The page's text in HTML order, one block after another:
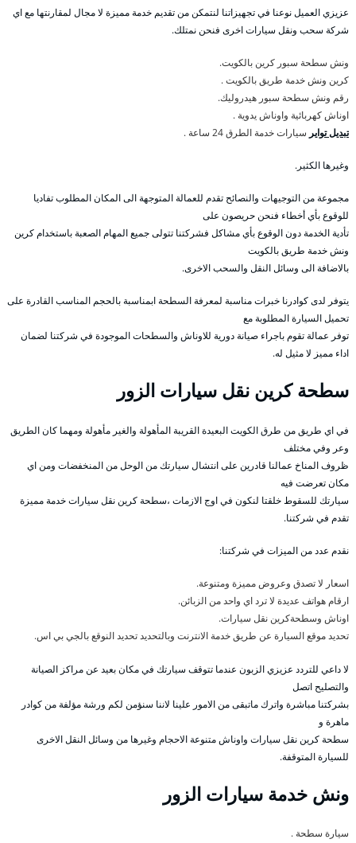
عزيزي العميل نوعنا في تجهيزاتنا لنتمكن من تقديم خدمة مميزة لا مجال لمقارنتها مع اي
شركة سحب ونقل سيارات اخرى فنحن نمتلك.
ونش سطحة سبور كرين بالكويت.
كرين ونش خدمة طريق بالكويت .
رقم ونش سطحة سبور هيدروليك.
اوناش كهربائية واوناش يدوية .
تبديل تواير سيارات خدمة الطرق 24 ساعة .
وغيرها الكثير.
مجموعة من التوجيهات والنصائح تقدم للعمالة المتوجهة الى المكان المطلوب تفاديا
للوقوع بأي أخطاء فنحن حريصون على
تأدية الخدمة دون الوقوع بأي مشاكل فشركتنا تتولى جميع المهام الصعبة باستخدام كرين
ونش خدمة طريق بالكويت
بالاضافة الى وسائل النقل والسحب الاخرى.
يتوفر لدى كوادرنا خبرات مناسبة لمعرفة السطحة ابمناسبة بالحجم المناسب القادرة على
تحميل السيارة المطلوبة مع
توفر عمالة تقوم باجراء صيانة دورية للاوناش والسطحات الموجودة في شركتنا لضمان
اداء مميز لا مثيل له.
سطحة كرين نقل سيارات الزور
في اي طريق من طرق الكويت البعيدة القريبة المأهولة والغير مأهولة ومهما كان الطريق
وعر وفي مختلف
ظروف المناخ عمالنا قادرين على انتشال سيارتك من الوحل من المنخفضات ومن اي
مكان تعرضت فيه
سيارتك للسقوط خلقتا لنكون في اوج الازمات ،سطحة كرين نقل سيارات خدمة مميزة
تقدم في شركتنا.
نقدم عدد من الميزات في شركتنا:
اسعار لا تصدق وعروض مميزة ومتنوعة.
ارقام هواتف عديدة لا ترد اي واحد من الزبائن.
اوناش وسطحةكرين نقل سيارات.
تحديد موقع السيارة عن طريق خدمة الانترنت وبالتحديد تحديد النوقع بالجي بي اس.
لا داعي للتردد عزيزي الزبون عندما تتوقف سيارتك في مكان بعيد عن مراكز الصيانة
والتصليح اتصل
بشركتنا مباشرة واترك ماتبقى من الامور علينا لاننا سنؤمن لكم ورشة مؤلفة من كوادر
ماهرة و
سطحة كرين نقل سيارات واوناش متنوعة الاحجام وغيرها من وسائل النقل الاخرى
للسيارة المتوقفة.
ونش خدمة سيارات الزور
سيارة سطحة .